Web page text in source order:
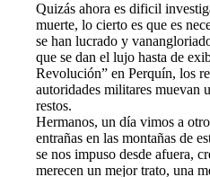
Quizás ahora es dificil
muerte, lo cierto es que es
se han lucrado y
que se dan el lujo hasta de
Revolución” en Perquín, los
autoridades militares muevan
restos.
Hermanos, un día vimos a
entrañas en las montañas de
se nos impuso desde afuera,
merecen un mejor trato, una